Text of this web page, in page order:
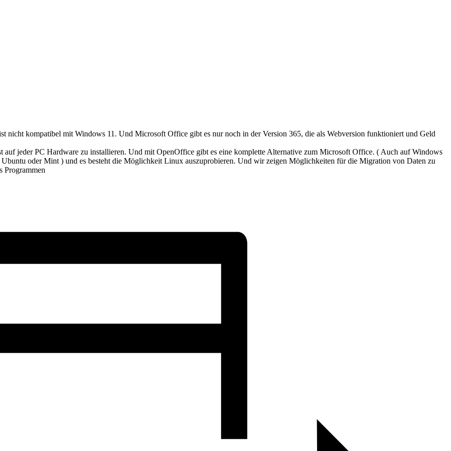
nicht kompatibel mit Windows 11. Und Microsoft Office gibt es nur noch in der Version 365, die als Webversion funktioniert und Geld
jeder PC Hardware zu installieren. Und mit OpenOffice gibt es eine komplette Alternative zum Microsoft Office. ( Auch auf Windows
oder Mint ) und es besteht die Möglichkeit Linux auszuprobieren. Und wir zeigen Möglichkeiten für die Migration von Daten zu
Programmen